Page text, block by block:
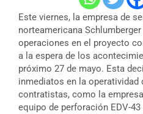
Este viernes, la empresa de
norteamericana
operaciones en el proyecto
a la espera de los
próximo 27 de mayo. Esta
inmediatos en la operatividad
contratistas, como la
equipo de perforación EDV-